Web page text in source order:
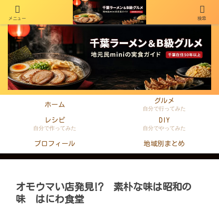
千葉在住50年以上のminiがラーメン・町中華・B級グルメを本音レビュー
ホーム
グルメ
自分で行ってみた
レシピ
自分で作ってみた
DIY
自分でやってみた
プロフィール 地域別まとめ
オモウマい店発見⁉ 素朴な味は昭和の
味 はにわ食堂
メニュー 検索